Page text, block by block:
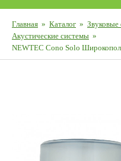
Главная » Каталог » Звуковые
Акустические системы »
NEWTEC Cono Solo